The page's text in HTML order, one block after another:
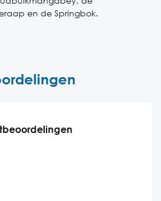
en de Springbok.